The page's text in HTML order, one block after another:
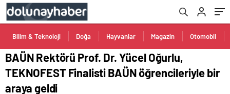
Bilim & Teknoloji Doğa Hayvanlar Magazin Otomobil
araya geldi
BAÜN Rektörü Prof. Dr. Yücel Oğurlu,
TEKNOFEST Finalisti BAÜN öğrencileriyle bir
araya geldi